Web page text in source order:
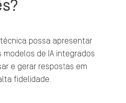
possa apresentar
de IA integrados
e gerar respostas em
fidelidade.